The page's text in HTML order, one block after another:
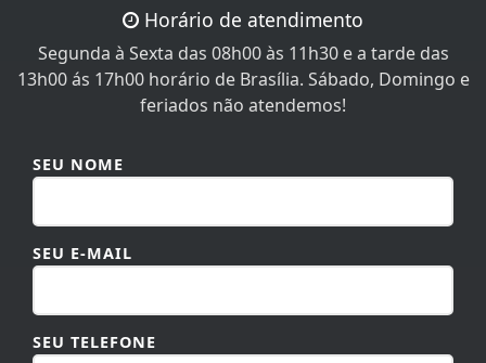
13h00 ás 17h00 horário de Brasília. Sábado, Domingo e
feriados não atendemos!
SEU E-MAIL
SEU TELEFONE